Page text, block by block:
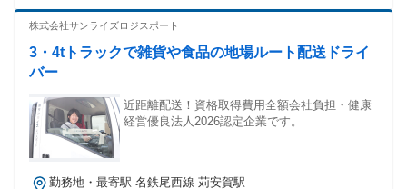
株式会社サンライズロジスポート
3・4tトラックで雑貨や食品の地場ルート配送ドライ
バー
近距離配送！資格取得費用全額会社負担・健康
経営優良法人2026認定企業です。
勤務地・最寄駅 名鉄尾西線 苅安賀駅